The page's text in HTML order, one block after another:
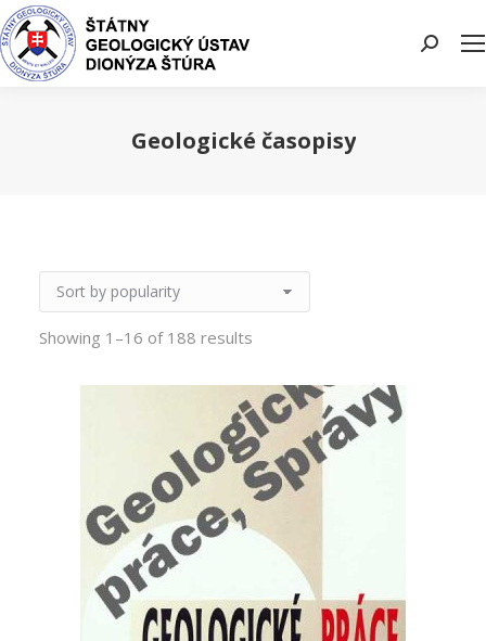
Search:
Geologické časopisy
Showing 1–16 of 188 results